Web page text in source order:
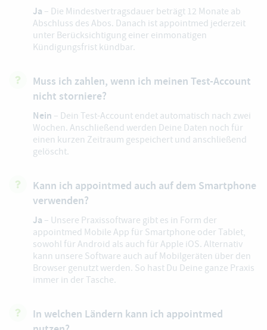
Ja – Die Mindestvertragsdauer beträgt 12 Monate ab
Abschluss des Abos. Danach ist appointmed jederzeit
unter Berücksichtigung einer einmonatigen
Kündigungsfrist kündbar.
Muss ich zahlen, wenn ich meinen Test-Account
nicht storniere?
Nein – Dein Test-Account endet automatisch nach zwei
Wochen. Anschließend werden Deine Daten noch für
einen kurzen Zeitraum gespeichert und anschließend
gelöscht.
Kann ich appointmed auch auf dem Smartphone
verwenden?
Ja – Unsere Praxissoftware gibt es in Form der
appointmed Mobile App für Smartphone oder Tablet,
sowohl für Android als auch für Apple iOS. Alternativ
kann unsere Software auch auf Mobilgeräten über den
Browser genutzt werden. So hast Du Deine ganze Praxis
immer in der Tasche.
In welchen Ländern kann ich appointmed